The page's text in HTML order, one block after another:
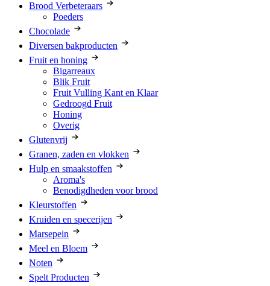
Brood Verbeteraars
Poeders
Chocolade
Diversen bakproducten
Fruit en honing
Bigarreaux
Blik Fruit
Fruit Vulling Kant en Klaar
Gedroogd Fruit
Honing
Overig
Glutenvrij
Granen, zaden en vlokken
Hulp en smaakstoffen
Aroma's
Benodigdheden voor brood
Kleurstoffen
Kruiden en specerijen
Marsepein
Meel en Bloem
Noten
Spelt Producten